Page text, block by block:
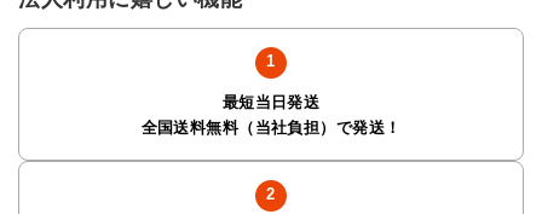
最短当日発送
全国送料無料（当社負担）で発送！